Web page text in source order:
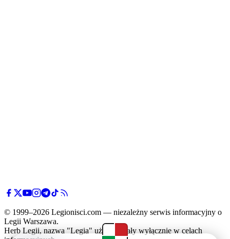
© 1999–2026 Legionisci.com — niezależny serwis informacyjny o
Legii Warszawa.
Herb Legii, nazwa "Legia" użyte zostały wyłącznie w celach